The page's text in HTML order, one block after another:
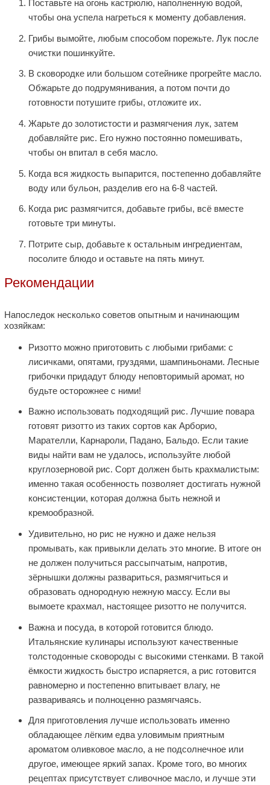
Поставьте на огонь кастрюлю, наполненную водой,
чтобы она успела нагреться к моменту добавления.
Грибы вымойте, любым способом порежьте. Лук после
очистки пошинкуйте.
В сковородке или большом сотейнике прогрейте масло.
Обжарьте до подрумянивания, а потом почти до
готовности потушите грибы, отложите их.
Жарьте до золотистости и размягчения лук, затем
добавляйте рис. Его нужно постоянно помешивать,
чтобы он впитал в себя масло.
Когда вся жидкость выпарится, постепенно добавляйте
воду или бульон, разделив его на 6-8 частей.
Когда рис размягчится, добавьте грибы, всё вместе
готовьте три минуты.
Потрите сыр, добавьте к остальным ингредиентам,
посолите блюдо и оставьте на пять минут.
Рекомендации
Напоследок несколько советов опытным и начинающим
хозяйкам:
Ризотто можно приготовить с любыми грибами: с
лисичками, опятами, груздями, шампиньонами. Лесные
грибочки придадут блюду неповторимый аромат, но
будьте осторожнее с ними!
Важно использовать подходящий рис. Лучшие повара
готовят ризотто из таких сортов как Арборио,
Марателли, Карнароли, Падано, Бальдо. Если такие
виды найти вам не удалось, используйте любой
круглозерновой рис. Сорт должен быть крахмалистым:
именно такая особенность позволяет достигать нужной
консистенции, которая должна быть нежной и
кремообразной.
Удивительно, но рис не нужно и даже нельзя
промывать, как привыкли делать это многие. В итоге он
не должен получиться рассыпчатым, напротив,
зёрнышки должны развариться, размягчиться и
образовать однородную нежную массу. Если вы
вымоете крахмал, настоящее ризотто не получится.
Важна и посуда, в которой готовится блюдо.
Итальянские кулинары используют качественные
толстодонные сковороды с высокими стенками. В такой
ёмкости жидкость быстро испаряется, а рис готовится
равномерно и постепенно впитывает влагу, не
развариваясь и полноценно размягчаясь.
Для приготовления лучше использовать именно
обладающее лёгким едва уловимым приятным
ароматом оливковое масло, а не подсолнечное или
другое, имеющее яркий запах. Кроме того, во многих
рецептах присутствует сливочное масло, и лучше эти